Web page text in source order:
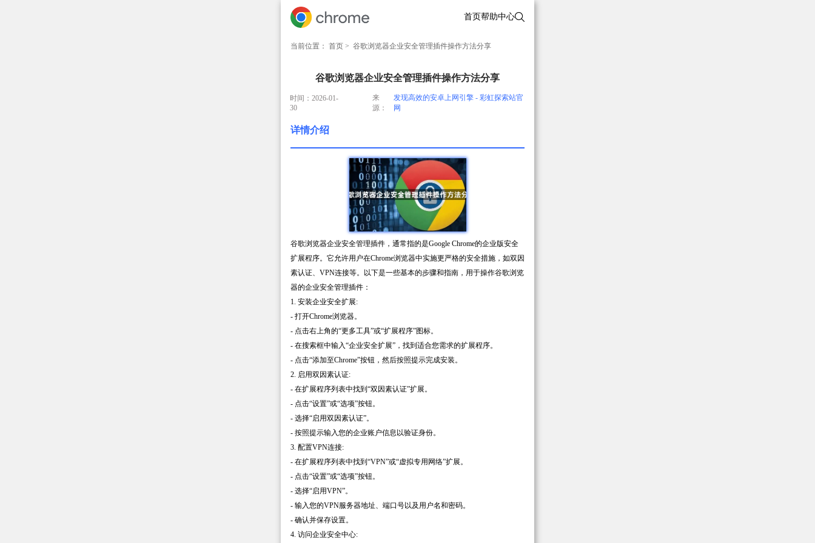
首页帮助中心
当前位置： 首页 > 谷歌浏览器企业安全管理插件操作方法分享
谷歌浏览器企业安全管理插件操作方法分享
时间：2026-01-
30
来
源：
发现高效的安卓上网引擎 - 彩虹探索站官
网
详情介绍
谷歌浏览器企业安全管理插件，通常指的是Google Chrome的企业版安全
扩展程序。它允许用户在Chrome浏览器中实施更严格的安全措施，如双因
素认证、VPN连接等。以下是一些基本的步骤和指南，用于操作谷歌浏览
器的企业安全管理插件：
1. 安装企业安全扩展:
- 打开Chrome浏览器。
- 点击右上角的“更多工具”或“扩展程序”图标。
- 在搜索框中输入“企业安全扩展”，找到适合您需求的扩展程序。
- 点击“添加至Chrome”按钮，然后按照提示完成安装。
2. 启用双因素认证:
- 在扩展程序列表中找到“双因素认证”扩展。
- 点击“设置”或“选项”按钮。
- 选择“启用双因素认证”。
- 按照提示输入您的企业账户信息以验证身份。
3. 配置VPN连接:
- 在扩展程序列表中找到“VPN”或“虚拟专用网络”扩展。
- 点击“设置”或“选项”按钮。
- 选择“启用VPN”。
- 输入您的VPN服务器地址、端口号以及用户名和密码。
- 确认并保存设置。
4. 访问企业安全中心: